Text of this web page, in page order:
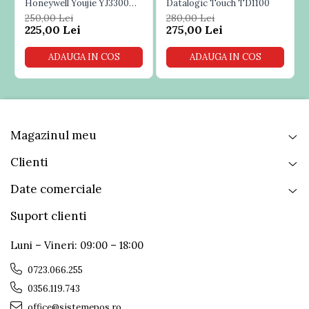
-logistica.
Honeywell Granit 1280IFR-3SER este un cititor laser,
scaneaza orice cod de bare 1D aflat intre 8.9 cm si 16.5 m,
conecta prin interfata serial. Pachetul include cablu serial
(RS232, spiralat, DB9, 3 m). Alte accesorii (cradle,
alimentator) se achizitioneaza separat.
Honeywell Youjie YJ3300
USB
250,00 Lei
225,00 Lei
ADAUGA IN COS
Datalogic Touch TD1100
280,00 Lei
275,00 Lei
ADAUGA IN COS
Magazinul meu
Clienti
Date comerciale
Suport clienti
Luni – Vineri: 09:00 – 18:00
0723.066.255
0356.119.743